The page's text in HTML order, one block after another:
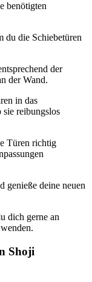
benötigten
du die Schiebetüren
der
der Wand.
in das
sie reibungslos
Türen richtig
genieße deine neuen
dich gerne an
Shoji